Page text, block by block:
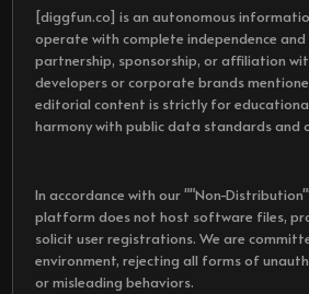
[diggfun.co] is an autonomous
operate with complete independence
partnership, sponsorship, or affiliation
developers or corporate brands
editorial content is strictly for
harmony with public data standards and
In accordance with our ""Non-
platform does not host software files,
solicit user registrations. We are
environment, rejecting all forms of
or misleading behaviors.